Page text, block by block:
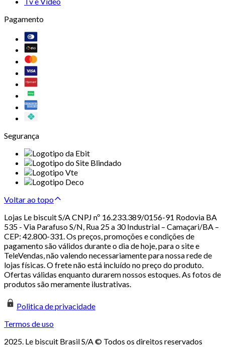
Pagamento
Segurança
Voltar ao topo
Lojas Le biscuit S/A CNPJ nº 16.233.389/0156-91 Rodovia BA
535 - Via Parafuso S/N, Rua 25 a 30 Industrial – Camaçari/BA –
CEP: 42.800-331. Os preços, promoções e condições de
pagamento são válidos durante o dia de hoje, para o site e
TeleVendas, não valendo necessariamente para nossa rede de
lojas físicas. O frete não está incluído no preço do produto.
Ofertas válidas enquanto durarem nossos estoques. As fotos de
produtos são meramente ilustrativas.
Politica de privacidade
Termos de uso
2025. Le biscuit Brasil S/A © Todos os direitos reservados